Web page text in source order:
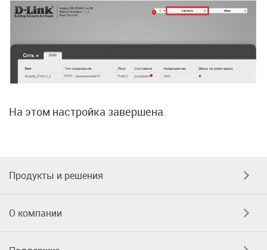
На этом настройка завершена.
Продукты и решения
О компании